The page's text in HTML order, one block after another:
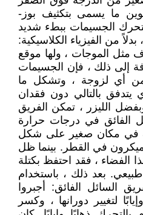
ما يسمى بتكثيف بوز-
الجسيمات ببطء شديد
من الفيزياء الكلاسيكية:
مثل الموجات ، ولها موقع
إلى ذلك ، فإن الجسيمات
أي لزوجة ، وتشكل ما
يتدفق بالتالي دون فقدان
الليزر ، تمكن الفريق
الفائق في درجات حرارة
في مكان صغير على شكل
، بقياس أقل من 100 ميكرون في القطر. بينما ظل
الفضاء ، فقد احتفظ بكتلة
بعد ذلك ، باستخدام
السائل الفائق: أجبروا
لتغيير دورانها ، وكسر